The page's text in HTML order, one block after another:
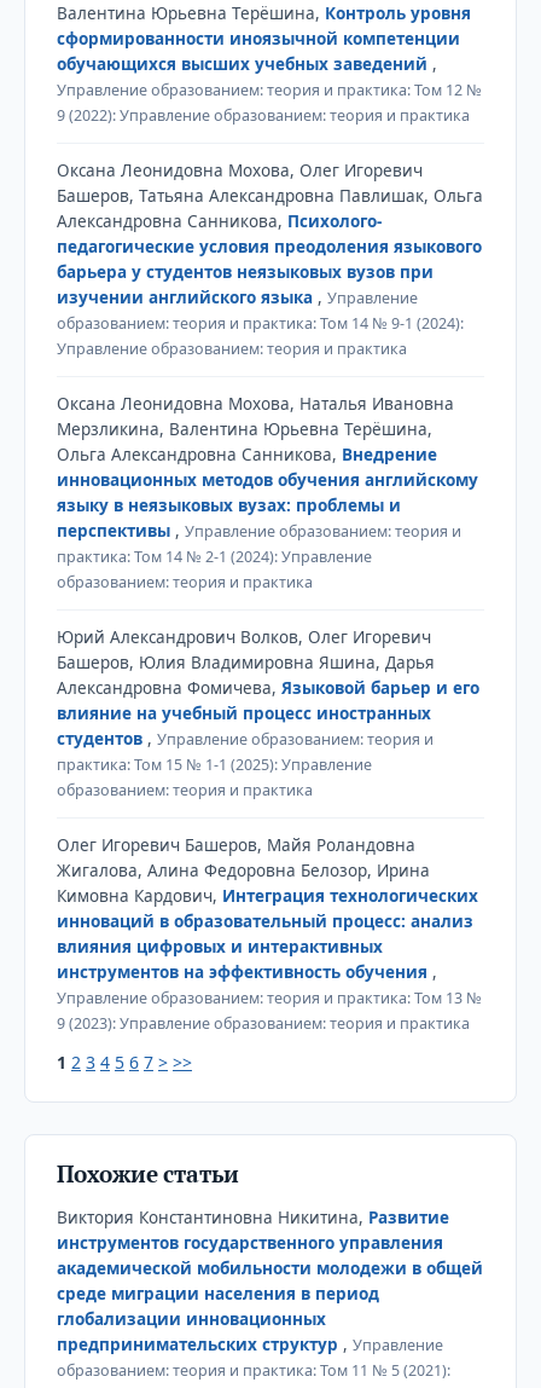
Валентина Юрьевна Терёшина, Контроль уровня
сформированности иноязычной компетенции
обучающихся высших учебных заведений ,
Управление образованием: теория и практика: Том 12 №
9 (2022): Управление образованием: теория и практика
Оксана Леонидовна Мохова, Олег Игоревич
Башеров, Татьяна Александровна Павлишак, Ольга
Александровна Санникова, Психолого-
педагогические условия преодоления языкового
барьера у студентов неязыковых вузов при
изучении английского языка , Управление
образованием: теория и практика: Том 14 № 9-1 (2024):
Управление образованием: теория и практика
Оксана Леонидовна Мохова, Наталья Ивановна
Мерзликина, Валентина Юрьевна Терёшина,
Ольга Александровна Санникова, Внедрение
инновационных методов обучения английскому
языку в неязыковых вузах: проблемы и
перспективы , Управление образованием: теория и
практика: Том 14 № 2-1 (2024): Управление
образованием: теория и практика
Юрий Александрович Волков, Олег Игоревич
Башеров, Юлия Владимировна Яшина, Дарья
Александровна Фомичева, Языковой барьер и его
влияние на учебный процесс иностранных
студентов , Управление образованием: теория и
практика: Том 15 № 1-1 (2025): Управление
образованием: теория и практика
Олег Игоревич Башеров, Майя Роландовна
Жигалова, Алина Федоровна Белозор, Ирина
Кимовна Кардович, Интеграция технологических
инноваций в образовательный процесс: анализ
влияния цифровых и интерактивных
инструментов на эффективность обучения ,
Управление образованием: теория и практика: Том 13 №
9 (2023): Управление образованием: теория и практика
1 2 3 4 5 6 7 > >>
Похожие статьи
Виктория Константиновна Никитина, Развитие
инструментов государственного управления
академической мобильности молодежи в общей
среде миграции населения в период
глобализации инновационных
предпринимательских структур , Управление
образованием: теория и практика: Том 11 № 5 (2021):